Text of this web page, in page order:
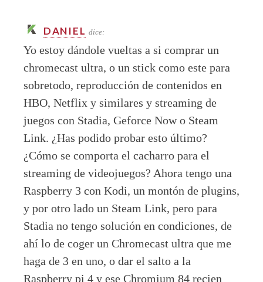
DANIEL dice:
Yo estoy dándole vueltas a si comprar un
chromecast ultra, o un stick como este para
sobretodo, reproducción de contenidos en
HBO, Netflix y similares y streaming de
juegos con Stadia, Geforce Now o Steam
Link. ¿Has podido probar esto último?
¿Cómo se comporta el cacharro para el
streaming de videojuegos? Ahora tengo una
Raspberry 3 con Kodi, un montón de plugins,
y por otro lado un Steam Link, pero para
Stadia no tengo solución en condiciones, de
ahí lo de coger un Chromecast ultra que me
haga de 3 en uno, o dar el salto a la
Raspberry pi 4 y ese Chromium 84 recien